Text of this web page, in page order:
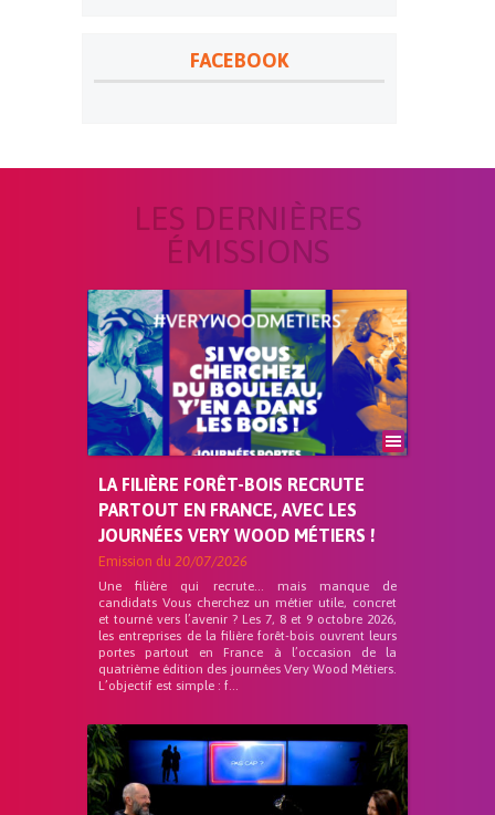
FACEBOOK
LES DERNIÈRES
ÉMISSIONS
LA FILIÈRE FORÊT-BOIS RECRUTE
PARTOUT EN FRANCE, AVEC LES
JOURNÉES VERY WOOD MÉTIERS !
Emission du 20/07/2026
Une filière qui recrute… mais manque de
candidats Vous cherchez un métier utile, concret
et tourné vers l’avenir ? Les 7, 8 et 9 octobre 2026,
les entreprises de la filière forêt-bois ouvrent leurs
portes partout en France à l’occasion de la
quatrième édition des journées Very Wood Métiers.
L’objectif est simple : f...